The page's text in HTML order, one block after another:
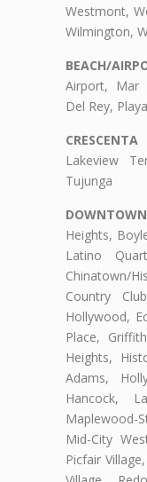
Westmont,
Wilmington,
BEACH/
Airport, Mar
Del Rey,
Lakeview
Tujunga
Heights,
Latino
Chinatown/
Country
Hollywood,
Place,
Heights,
Adams,
Hancock,
Maplewood-
Mid-City
Picfair